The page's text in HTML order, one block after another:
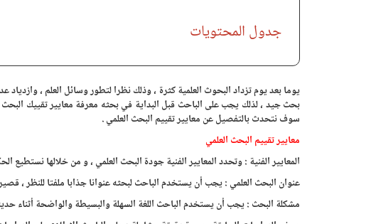
جدول المحتويات
يوما بعد يوم تزداد البحوث العلمية كثرة ، وذلك نظرا لتطور وسائل العلم ،
بحث جيد ، لذلك يجب على الباحث قبل البداية في بحثه معرفة معايير تقييك البحث
سوف نتحدث بالتفصيل عن معايير تقييم البحث العلمي .
معايير تقييم البحث العلمي
المعايير الفنية : وتحدد المعايير الفنية جودة البحث العلمي ، و من خلالها
عنوان البحث العلمي : يجب أن يستخدم الباحث لبحثه عنوانا جذابا ملفتا للنظر ،
مشكلة البحث : يجب أن يستخدم الباحث اللغة السهلة والبسيطة والواضحة أثناء